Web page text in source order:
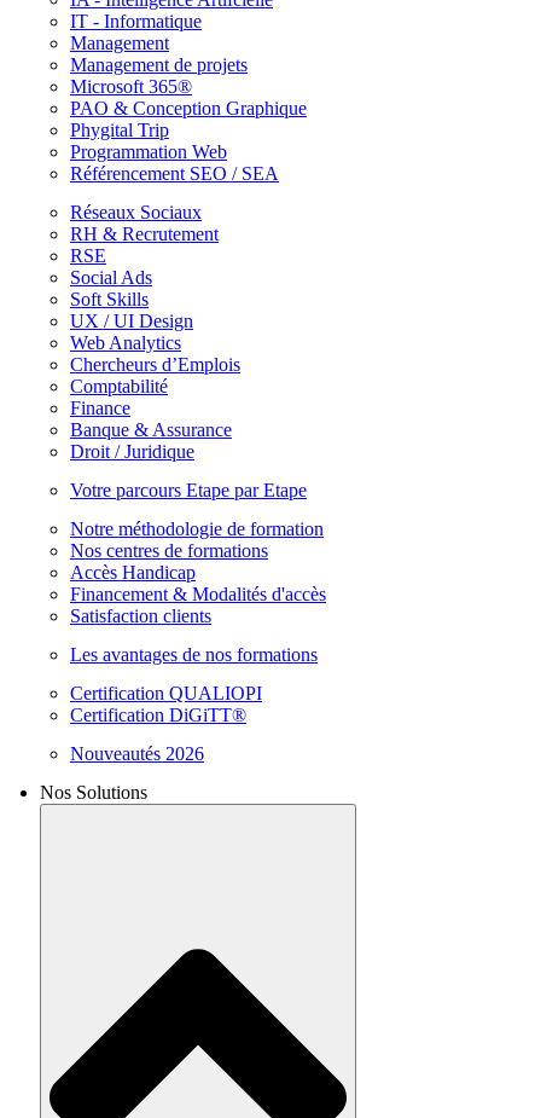
IT - Informatique
Management
Management de projets
Microsoft 365®
PAO & Conception Graphique
Phygital Trip
Programmation Web
Référencement SEO / SEA
Réseaux Sociaux
RH & Recrutement
RSE
Social Ads
Soft Skills
UX / UI Design
Web Analytics
Chercheurs d’Emplois
Comptabilité
Finance
Banque & Assurance
Droit / Juridique
Votre parcours Etape par Etape
Notre méthodologie de formation
Nos centres de formations
Accès Handicap
Financement & Modalités d'accès
Satisfaction clients
Les avantages de nos formations
Certification QUALIOPI
Certification DiGiTT®
Nouveautés 2026
Nos Solutions